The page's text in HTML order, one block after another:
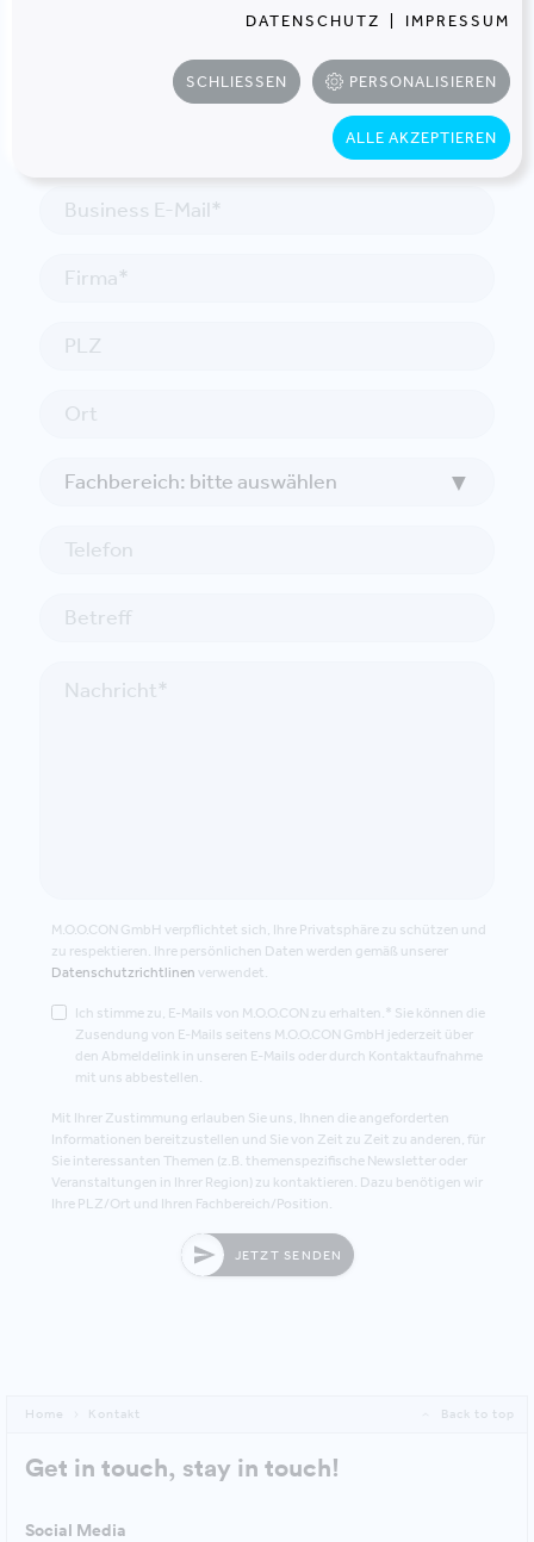
M.O.O.CON GmbH verpflichtet sich, Ihre Privatsphäre zu schützen und
zu respektieren. Ihre persönlichen Daten werden gemäß unserer
Datenschutzrichtlinen verwendet.
Ich stimme zu, E-Mails von M.O.O.CON zu erhalten.* Sie können die
Zusendung von E-Mails seitens M.O.O.CON GmbH jederzeit über
den Abmeldelink in unseren E-Mails oder durch Kontaktaufnahme
mit uns abbestellen.
Mit Ihrer Zustimmung erlauben Sie uns, Ihnen die angeforderten
Informationen bereitzustellen und Sie von Zeit zu Zeit zu anderen, für
Sie interessanten Themen (z.B. themenspezifische Newsletter oder
Veranstaltungen in Ihrer Region) zu kontaktieren. Dazu benötigen wir
Ihre PLZ/Ort und Ihren Fachbereich/Position.
JETZT SENDEN
Home Kontakt Back to top
Get in touch, stay in touch!
Social Media
DATENSCHUTZ IMPRESSUM
SCHLIESSEN PERSONALISIEREN
ALLE AKZEPTIEREN